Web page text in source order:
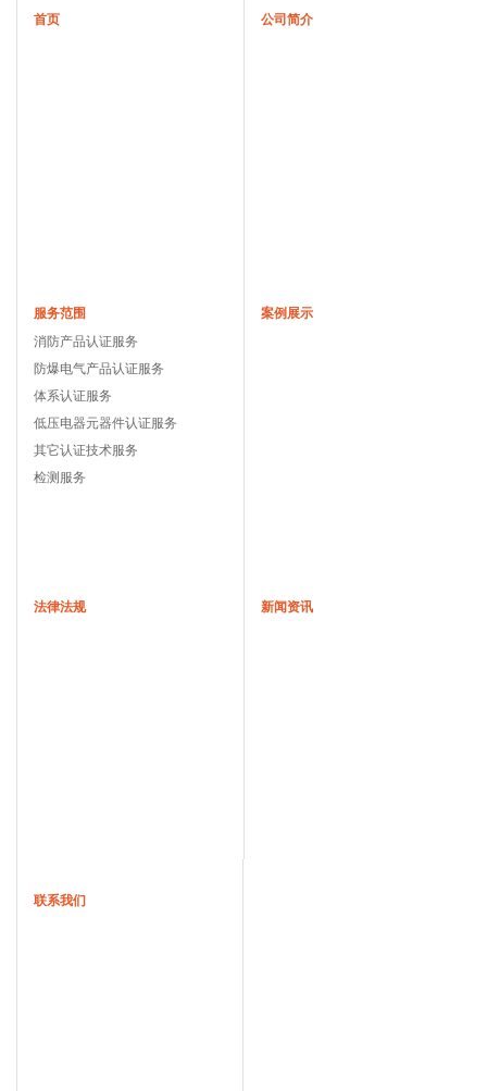
首页 公司简介
服务范围
消防产品认证服务
防爆电气产品认证服务
体系认证服务
低压电器元器件认证服务
其它认证技术服务
检测服务
案例展示
法律法规 新闻资讯
联系我们